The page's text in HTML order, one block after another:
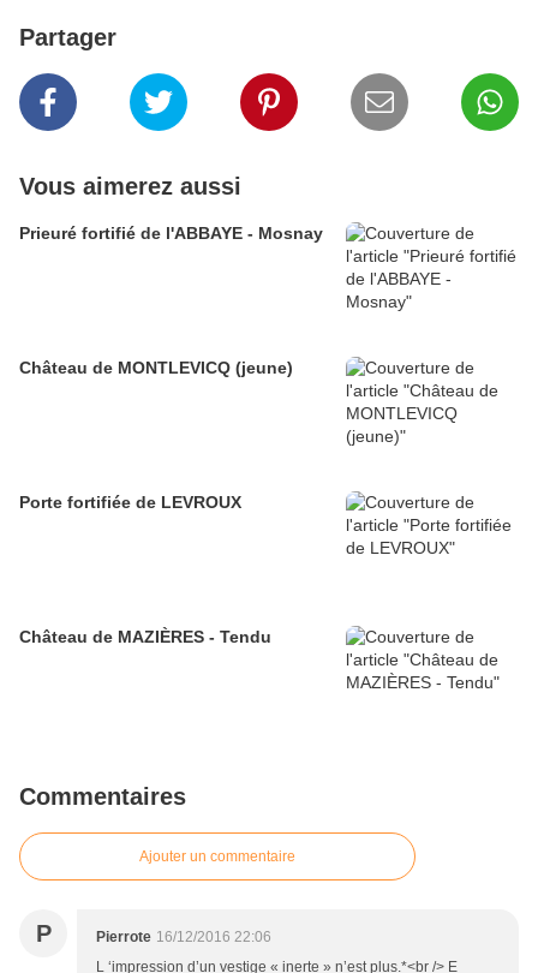
Partager
Vous aimerez aussi
Prieuré fortifié de l'ABBAYE - Mosnay
Château de MONTLEVICQ (jeune)
Porte fortifiée de LEVROUX
Château de MAZIÈRES - Tendu
Commentaires
Ajouter un commentaire
P Pierrote 16/12/2016 22:06
L ‘impression d’un vestige « inerte » n’est plus.*<br /> E